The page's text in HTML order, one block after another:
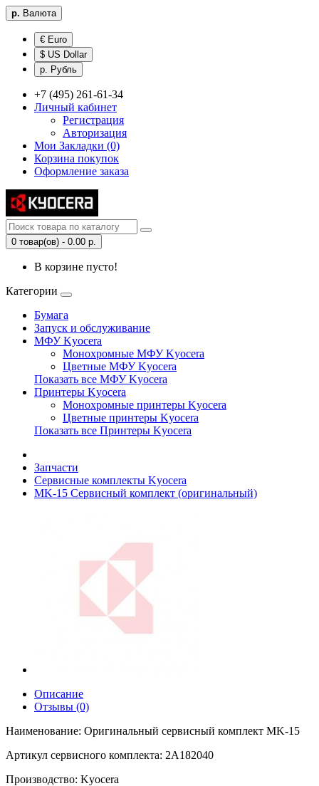
р. Валюта
€ Euro
$ US Dollar
р. Рубль
+7 (495) 261-61-34
Личный кабинет
Регистрация
Авторизация
Мои Закладки (0)
Корзина покупок
Оформление заказа
0 товар(ов) - 0.00 р.
В корзине пусто!
Категории
Бумага
Запуск и обслуживание
МФУ Kyocera
Монохромные МФУ Kyocera
Цветные МФУ Kyocera
Показать все МФУ Kyocera
Принтеры Kyocera
Монохромные принтеры Kyocera
Цветные принтеры Kyocera
Показать все Принтеры Kyocera
Запчасти
Сервисные комплекты Kyocera
MK-15 Сервисный комплект (оригинальный)
Описание
Отзывы (0)
Наименование: Оригинальный сервисный комплект MK-15
Артикул сервисного комплекта: 2A182040
Производство: Kyocera